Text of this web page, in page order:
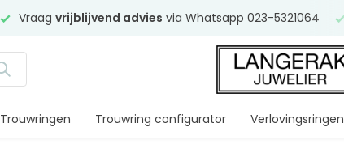
Vraag vrijblijvend advies via Whatsapp 023-5321064
Trouwringen Trouwring configurator Verlovingsringen